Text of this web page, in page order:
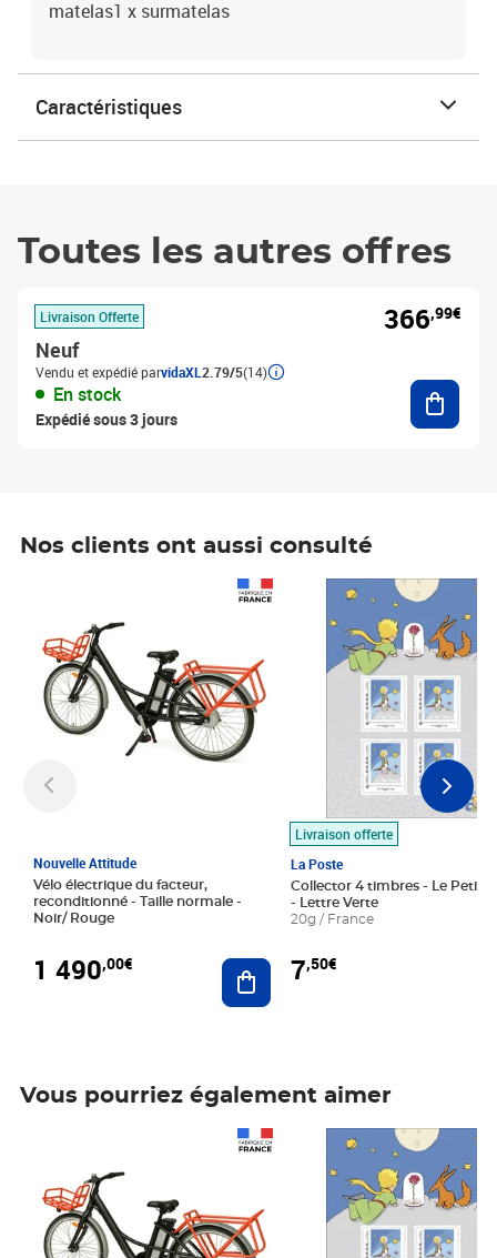
matelas1 x surmatelas
Caractéristiques
Toutes les autres offres
Livraison Offerte
Neuf
Vendu et expédié parvidaXL 2.79/5(14)
En stock
Expédié sous 3 jours
366,99€
Nos clients ont aussi consulté
Nouvelle Attitude
Vélo électrique du facteur,
reconditionné - Taille normale -
Noir/ Rouge
1 490,00€ Ajouter au panier
Livraison offerte
La Poste
Collector 4 timbres - Le Petit
- Lettre Verte
20g / France
7,50€
Prix 7,50€
Vous pourriez également aimer
Prix 7,50€